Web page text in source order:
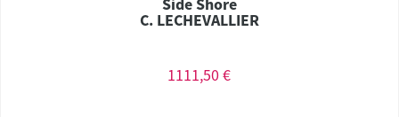
C. LECHEVALLIER
1111,50 €